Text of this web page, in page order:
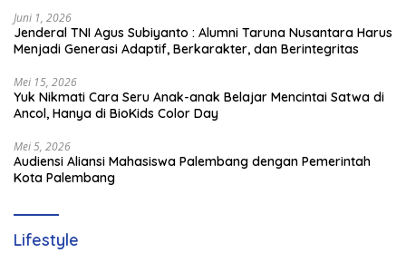
Juni 1, 2026
Jenderal TNI Agus Subiyanto : Alumni Taruna Nusantara Harus
Menjadi Generasi Adaptif, Berkarakter, dan Berintegritas
Mei 15, 2026
Yuk Nikmati Cara Seru Anak-anak Belajar Mencintai Satwa di
Ancol, Hanya di BioKids Color Day
Mei 5, 2026
Audiensi Aliansi Mahasiswa Palembang dengan Pemerintah
Kota Palembang
Lifestyle